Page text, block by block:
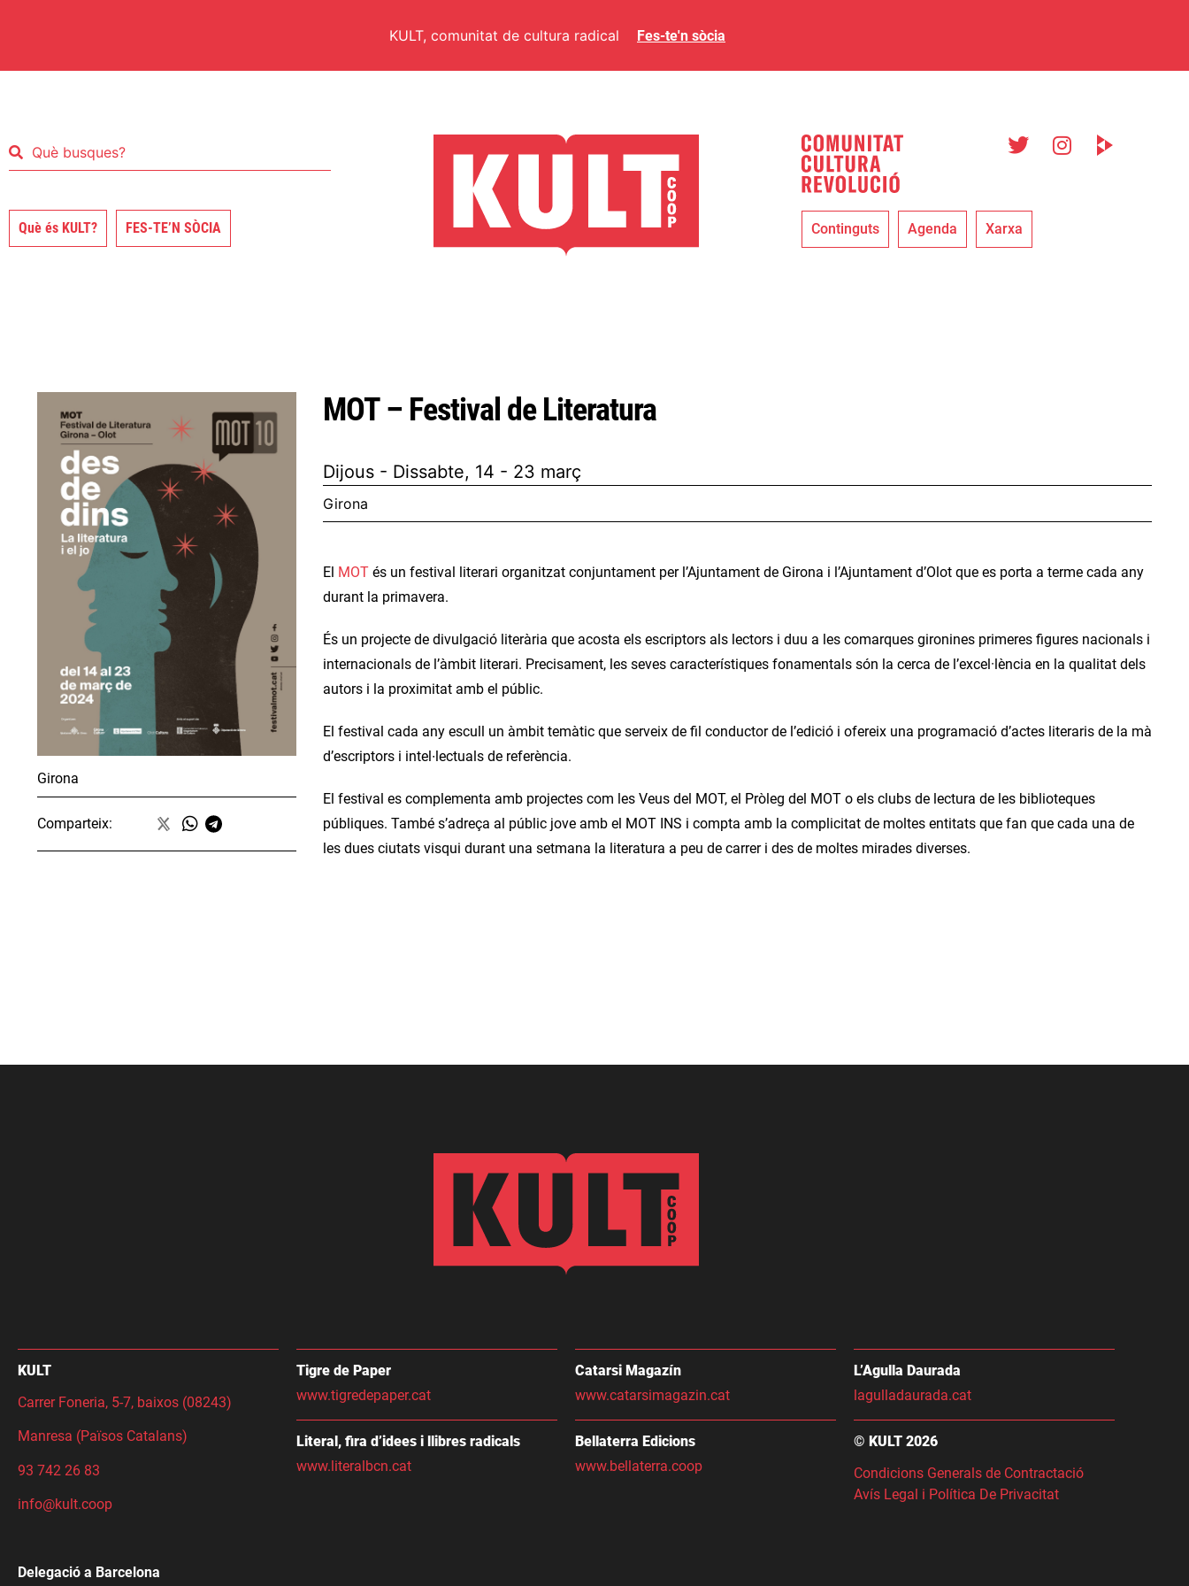
KULT, comunitat de cultura radical Fes-te'n sòcia
Què és KULT? FES-TE’N SÒCIA Continguts Agenda Xarxa
Girona
Comparteix:
MOT – Festival de Literatura
Dijous - Dissabte, 14 - 23 març
Girona
El MOTés un festival literari organitzat conjuntament per l’Ajuntament de Girona i l’Ajuntament d’Olot que es porta a terme cada any
durant la primavera.
És un projecte de divulgació literària que acosta els escriptors als lectors i duu a les comarques gironines primeres figures nacionals i
internacionals de l’àmbit literari. Precisament, les seves característiques fonamentals són la cerca de l’excel·lència en la qualitat dels
autors i la proximitat amb el públic.
El festival cada any escull un àmbit temàtic que serveix de fil conductor de l’edició i ofereix una programació d’actes literaris de la mà
d’escriptors i intel∙lectuals de referència.
El festival es complementa amb projectes com les Veus del MOT, el Pròleg del MOT o els clubs de lectura de les biblioteques
públiques. També s’adreça al públic jove amb el MOT INS i compta amb la complicitat de moltes entitats que fan que cada una de
les dues ciutats visqui durant una setmana la literatura a peu de carrer i des de moltes mirades diverses.
KULT
Carrer Foneria, 5-7, baixos (08243)
Manresa (Països Catalans)
93 742 26 83
info@kult.coop
Delegació a Barcelona
Tigre de Paper
www.tigredepaper.cat
Literal, fira d’idees i llibres radicals
www.literalbcn.cat
Catarsi Magazín
www.catarsimagazin.cat
Bellaterra Edicions
www.bellaterra.coop
L’Agulla Daurada
lagulladaurada.cat
© KULT 2026
Condicions Generals de Contractació
Avís Legal i Política De Privacitat